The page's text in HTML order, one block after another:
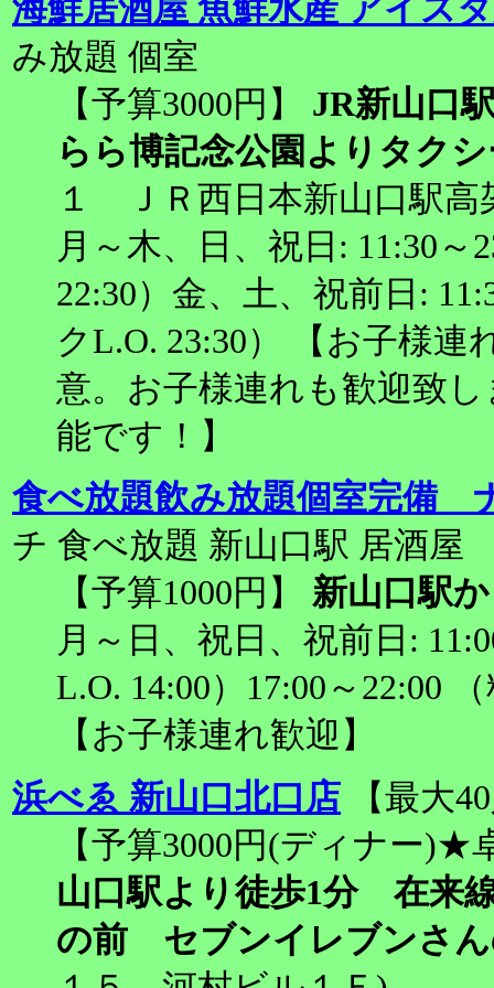
海鮮居酒屋 魚鮮水産 アイス
み放題 個室
【予算3000円】 JR新山口
らら博記念公園よりタクシ
１ ＪＲ西日本新山口駅高
月～木、日、祝日: 11:30～
22:30）金、土、祝前日:
クL.O. 23:30） 【お子様
意。お子様連れも歓迎致
能です！】
食べ放題飲み放題個室完備
チ 食べ放題 新山口駅 居酒屋
【予算1000円】 新山口駅
月～日、祝日、祝前日:
L.O. 14:00）17:00～22:00
【お子様連れ歓迎】
浜べゑ 新山口北口店 【最大
【予算3000円(ディナー)★
山口駅より徒歩1分 在来
の前 セブンイレブンさ